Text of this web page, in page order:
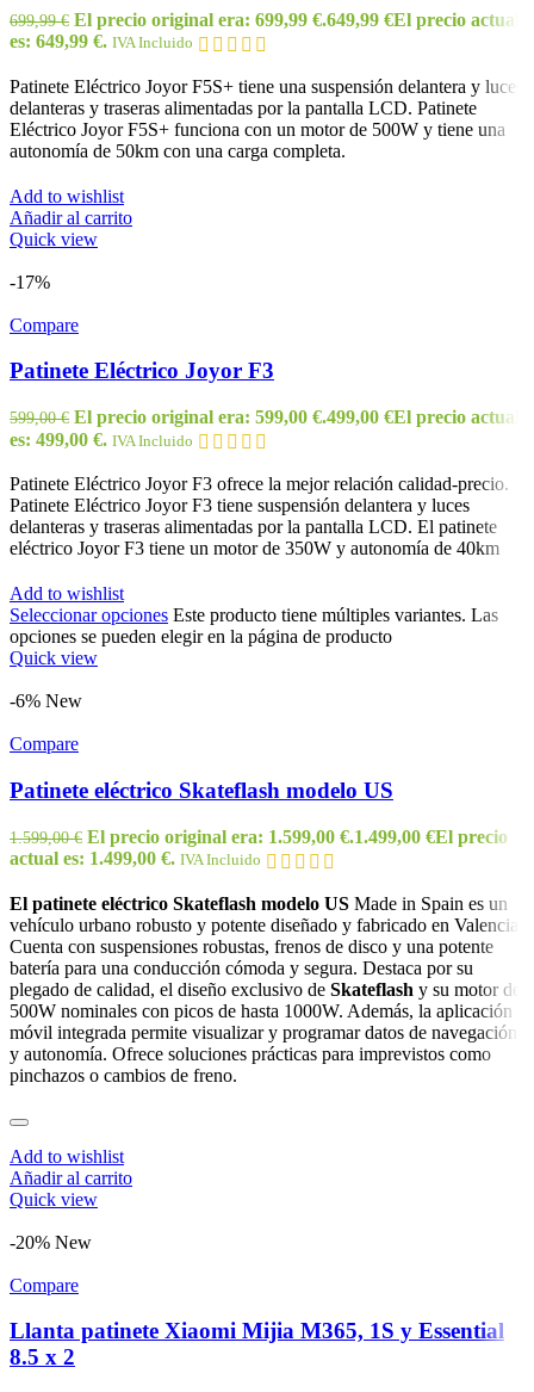
699,99€ El precio original era: 699,99 €.649,99 €El precio actual
es: 649,99 €. IVA Incluido
Patinete Eléctrico Joyor F5S+ tiene una suspensión delantera y luces
delanteras y traseras alimentadas por la pantalla LCD. Patinete
Eléctrico Joyor F5S+ funciona con un motor de 500W y tiene una
autonomía de 50km con una carga completa.
Add to wishlist
Añadir al carrito
Quick view
-17%
Compare
Patinete Eléctrico Joyor F3
599,00€ El precio original era: 599,00 €.499,00 €El precio actual
es: 499,00 €. IVA Incluido
Patinete Eléctrico Joyor F3 ofrece la mejor relación calidad-precio.
Patinete Eléctrico Joyor F3 tiene suspensión delantera y luces
delanteras y traseras alimentadas por la pantalla LCD. El patinete
eléctrico Joyor F3 tiene un motor de 350W y autonomía de 40km
Add to wishlist
Seleccionar opciones Este producto tiene múltiples variantes. Las
opciones se pueden elegir en la página de producto
Quick view
-6% New
Compare
Patinete eléctrico Skateflash modelo US
1.599,00€ El precio original era: 1.599,00 €.1.499,00 €El precio
actual es: 1.499,00 €. IVA Incluido
El patinete eléctrico Skateflash modelo US Made in Spain es un
vehículo urbano robusto y potente diseñado y fabricado en Valencia.
Cuenta con suspensiones robustas, frenos de disco y una potente
batería para una conducción cómoda y segura. Destaca por su
plegado de calidad, el diseño exclusivo de Skateflash y su motor de
500W nominales con picos de hasta 1000W. Además, la aplicación
móvil integrada permite visualizar y programar datos de navegación
y autonomía. Ofrece soluciones prácticas para imprevistos como
pinchazos o cambios de freno.
Add to wishlist
Añadir al carrito
Quick view
-20% New
Compare
Llanta patinete Xiaomi Mijia M365, 1S y Essential
8.5 x 2